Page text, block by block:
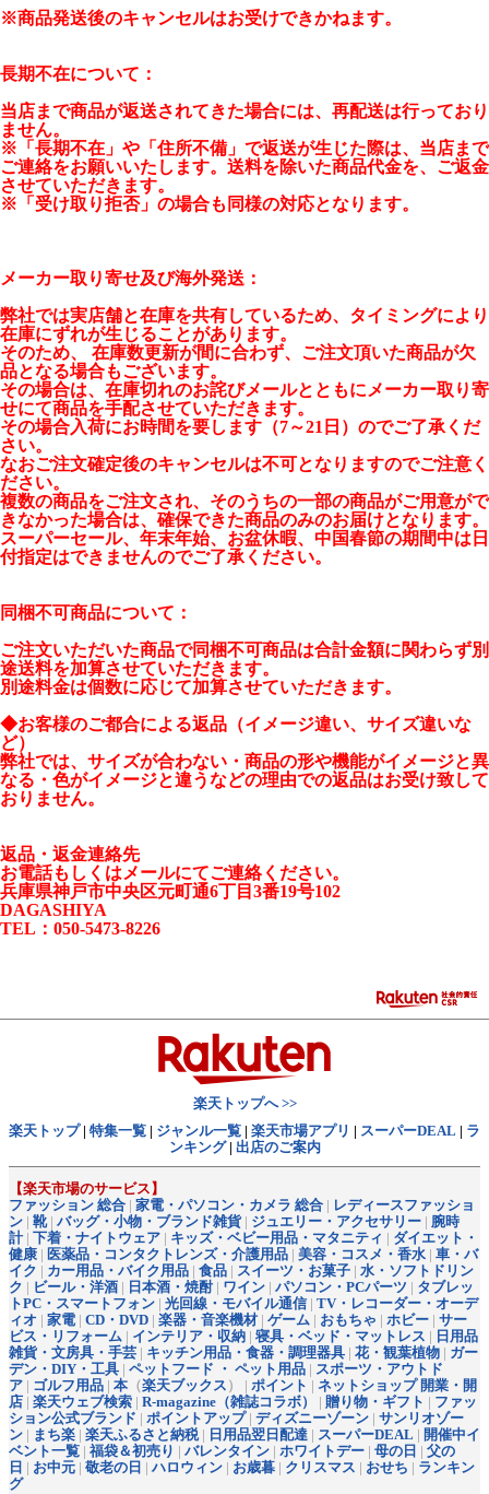
※商品発送後のキャンセルはお受けできかねます。
長期不在について：
当店まで商品が返送されてきた場合には、再配送は行っており
ません。
※「長期不在」や「住所不備」で返送が生じた際は、当店まで
ご連絡をお願いいたします。送料を除いた商品代金を、ご返金
させていただきます。
※「受け取り拒否」の場合も同様の対応となります。
メーカー取り寄せ及び海外発送：
弊社では実店舗と在庫を共有しているため、タイミングにより
在庫にずれが生じることがあります。
そのため、 在庫数更新が間に合わず、ご注文頂いた商品が欠
品となる場合もございます。
その場合は、在庫切れのお詫びメールとともにメーカー取り寄
せにて商品を手配させていただきます。
その場合入荷にお時間を要します（7～21日）のでご了承くだ
さい。
なおご注文確定後のキャンセルは不可となりますのでご注意く
ださい。
複数の商品をご注文され、そのうちの一部の商品がご用意がで
きなかった場合は、確保できた商品のみのお届けとなります。
スーパーセール、年末年始、お盆休暇、中国春節の期間中は日
付指定はできませんのでご了承ください。
同梱不可商品について：
ご注文いただいた商品で同梱不可商品は合計金額に関わらず別
途送料を加算させていただきます。
別途料金は個数に応じて加算させていただきます。
◆お客様のご都合による返品（イメージ違い、サイズ違いな
ど）
弊社では、サイズが合わない・商品の形や機能がイメージと異
なる・色がイメージと違うなどの理由での返品はお受け致して
おりません。
返品・返金連絡先
お電話もしくはメールにてご連絡ください。
兵庫県神戸市中央区元町通6丁目3番19号102
DAGASHIYA
TEL：050-5473-8226
楽天トップへ >>
楽天トップ| 特集一覧 | ジャンル一覧 | 楽天市場アプリ | スーパーDEAL | ラ
ンキング| 出店のご案内
【楽天市場のサービス】
ファッション 総合 | 家電・パソコン・カメラ 総合 | レディースファッショ
ン | 靴| バッグ・小物・ブランド雑貨| ジュエリー・アクセサリー | 腕時
計| 下着・ナイトウェア | キッズ・ベビー用品・マタニティ | ダイエット・
健康 | 医薬品・コンタクトレンズ・介護用品 | 美容・コスメ・香水 | 車・バ
イク | カー用品・バイク用品 | 食品 | スイーツ・お菓子 | 水・ソフトドリン
ク | ビール・洋酒 | 日本酒・焼酎| ワイン | パソコン・PCパーツ | タブレッ
トPC・スマートフォン | 光回線・モバイル通信 | TV・レコーダー・オーデ
ィオ | 家電 | CD・DVD | 楽器・音楽機材 | ゲーム | おもちゃ | ホビー | サー
ビス・リフォーム | インテリア・収納 | 寝具・ベッド・マットレス | 日用品
雑貨・文房具・手芸 | キッチン用品・食器・調理器具 | 花・観葉植物 | ガー
デン・DIY・工具 | ペットフード ・ ペット用品 | スポーツ・アウトド
ア | ゴルフ用品 | 本 （楽天ブックス ） | ポイント | ネットショップ 開業・開
店 | 楽天ウェブ検索 | R-magazine（雑誌コラボ） | 贈り物・ギフト | ファッ
ション公式ブランド | ポイントアップ| ディズニーゾーン | サンリオゾー
ン | まち楽 | 楽天ふるさと納税| 日用品翌日配達 | スーパーDEAL | 開催中イ
ベント一覧 | 福袋＆初売り | バレンタイン | ホワイトデー | 母の日 | 父の
日 | お中元 | 敬老の日 | ハロウィン | お歳暮 | クリスマス | おせち | ランキン
グ